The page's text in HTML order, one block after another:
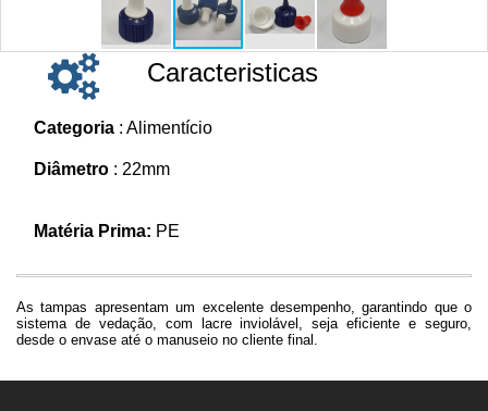
Caracteristicas
Categoria : Alimentício
Diâmetro : 22mm
Matéria Prima: PE
As tampas apresentam um excelente desempenho, garantindo que o
sistema de vedação, com lacre inviolável, seja eficiente e seguro,
desde o envase até o manuseio no cliente final.